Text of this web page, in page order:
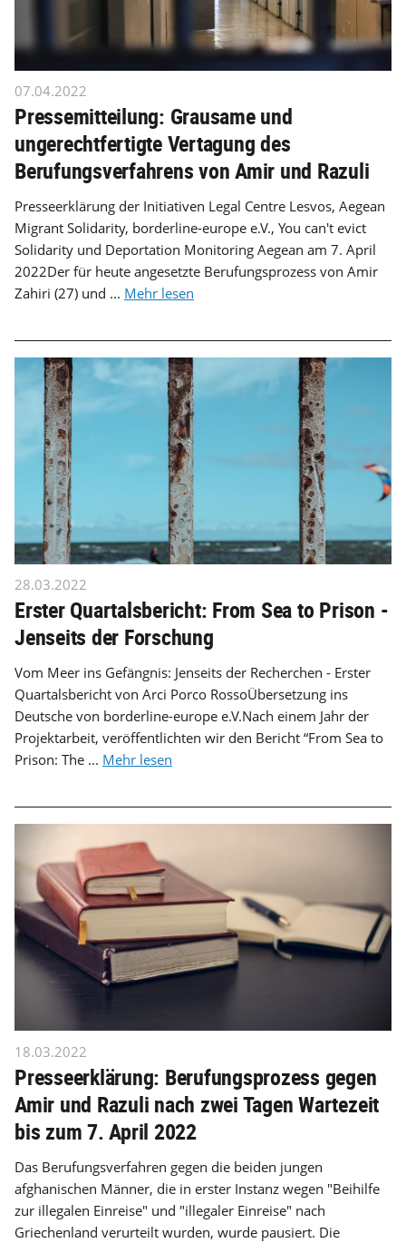
07.04.2022
Pressemitteilung: Grausame und
ungerechtfertigte Vertagung des
Berufungsverfahrens von Amir und Razuli
Presseerklärung der Initiativen Legal Centre Lesvos, Aegean
Migrant Solidarity, borderline-europe e.V., You can't evict
Solidarity und Deportation Monitoring Aegean am 7. April
2022Der für heute angesetzte Berufungsprozess von Amir
Zahiri (27) und ... Mehr lesen
28.03.2022
Erster Quartalsbericht: From Sea to Prison -
Jenseits der Forschung
Vom Meer ins Gefängnis: Jenseits der Recherchen - Erster
Quartalsbericht von Arci Porco RossoÜbersetzung ins
Deutsche von borderline-europe e.V.Nach einem Jahr der
Projektarbeit, veröffentlichten wir den Bericht “From Sea to
Prison: The ... Mehr lesen
18.03.2022
Presseerklärung: Berufungsprozess gegen
Amir und Razuli nach zwei Tagen Wartezeit
bis zum 7. April 2022
Das Berufungsverfahren gegen die beiden jungen
afghanischen Männer, die in erster Instanz wegen "Beihilfe
zur illegalen Einreise" und "illegaler Einreise" nach
Griechenland verurteilt wurden, wurde pausiert. Die